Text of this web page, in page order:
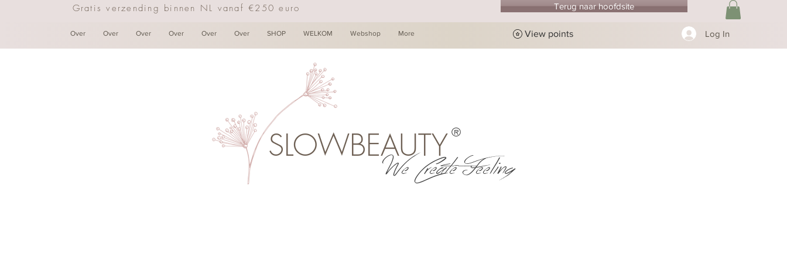
Gratis verzending binnen NL vanaf €250 euro Terug naar hoofdsite
Over Over Over Over Over Over SHOP WELKOM Webshop More View points Log In
SLOWBEAUTY ®
We Create Feeling